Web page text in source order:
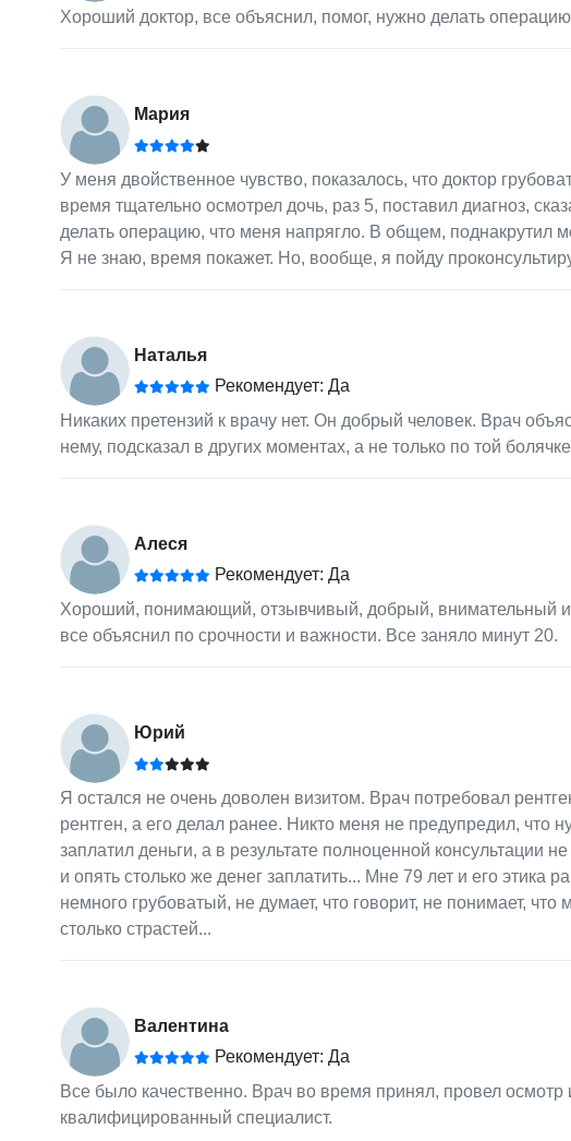
Хороший доктор, все объяснил, помог, нужно делать
Мария
У меня двойственное чувство, показалось, что доктор
время тщательно осмотрел дочь, раз 5, поставил диагноз,
делать операцию, что меня напрягло. В общем, поднакрутил
Я не знаю, время покажет. Но, вообще, я пойду
Наталья
Рекомендует: Да
Никаких претензий к врачу нет. Он добрый человек. Врач
нему, подсказал в других моментах, а не только по той
Алеся
Рекомендует: Да
Хороший, понимающий, отзывчивый, добрый, внимательный и
все объяснил по срочности и важности. Все заняло минут 20.
Юрий
Я остался не очень доволен визитом. Врач потребовал
рентген, а его делал ранее. Никто меня не предупредил, что
заплатил деньги, а в результате полноценной консультации
и опять столько же денег заплатить... Мне 79 лет и его
немного грубоватый, не думает, что говорит, не понимает,
столько страстей...
Валентина
Рекомендует: Да
Все было качественно. Врач во время принял, провел
квалифицированный специалист.